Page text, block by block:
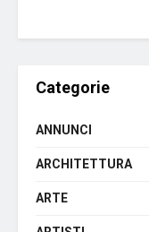
Categorie
ANNUNCI
ARCHITETTURA
ARTE